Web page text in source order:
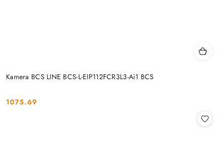
Kamera BCS LINE BCS-L-EIP112FCR3L3-Ai1 BCS
Cena:
1075.69